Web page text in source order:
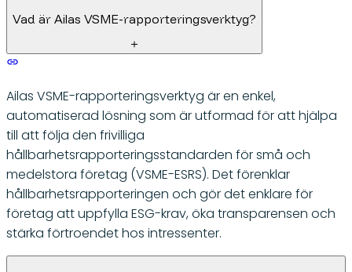
Vad är Ailas VSME-rapporteringsverktyg?
Ailas VSME-rapporteringsverktyg är en enkel,
automatiserad lösning som är utformad för att hjälpa
till att följa den frivilliga
hållbarhetsrapporteringsstandarden för små och
medelstora företag (VSME-ESRS). Det förenklar
hållbarhetsrapporteringen och gör det enklare för
företag att uppfylla ESG-krav, öka transparensen och
stärka förtroendet hos intressenter.